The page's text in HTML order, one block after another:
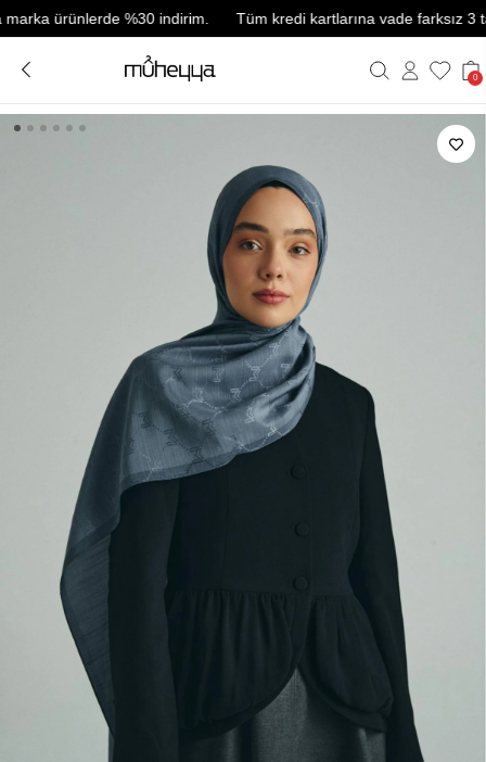
ürünlerde %30 indirim. Tüm kredi kartlarına vade farksız 3 taksit.
0